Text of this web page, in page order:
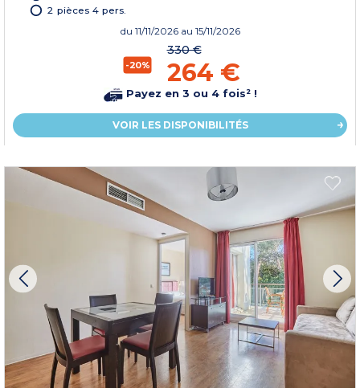
2 pièces 4 pers.
du 11/11/2026 au 15/11/2026
-20%
330 €
264 €
Payez en 3 ou 4 fois² !
VOIR LES DISPONIBILITÉS